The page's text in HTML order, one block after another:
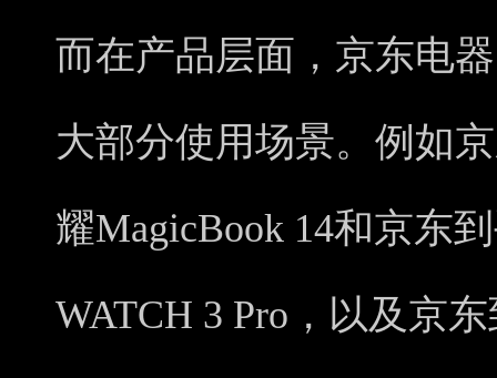
而在产品层面，京东电
大部分使用场景。例如
耀MagicBook 14和京东
WATCH 3 Pro，以及京